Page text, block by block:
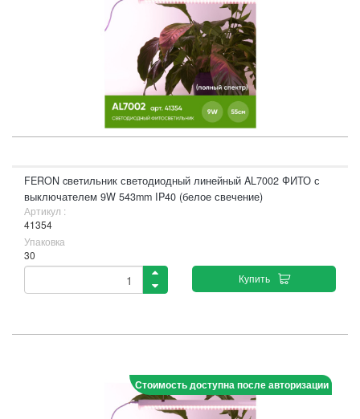
FERON cветильник светодиодный линейный AL7002 ФИТО с
выключателем 9W 543mm IP40 (белое свечение)
Артикул :
41354
Упаковка
30
Купить
Стоимость доступна после авторизации